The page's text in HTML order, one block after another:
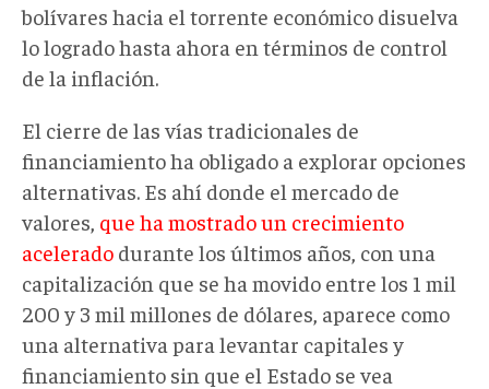
bolívares hacia el torrente económico disuelva
lo logrado hasta ahora en términos de control
de la inflación.
El cierre de las vías tradicionales de
financiamiento ha obligado a explorar opciones
alternativas. Es ahí donde el mercado de
valores, que ha mostrado un crecimiento
acelerado durante los últimos años, con una
capitalización que se ha movido entre los 1 mil
200 y 3 mil millones de dólares, aparece como
una alternativa para levantar capitales y
financiamiento sin que el Estado se vea